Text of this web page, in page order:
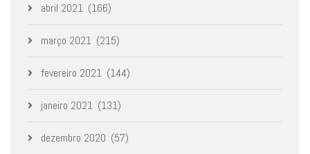
abril 2021 (166)
março 2021 (215)
fevereiro 2021 (144)
janeiro 2021 (131)
dezembro 2020 (57)